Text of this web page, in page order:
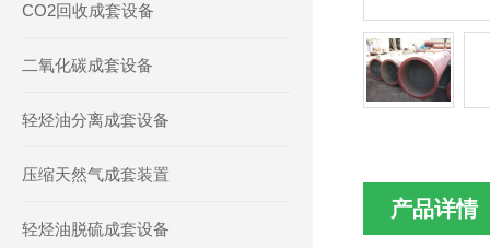
CO2回收成套设备
二氧化碳成套设备
轻烃油分离成套设备
压缩天然气成套装置
轻烃油脱硫成套设备
产品详情